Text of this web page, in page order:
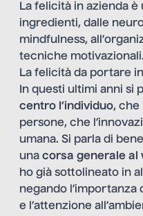
La felicità in azienda
ingredienti, dalle
mindfulness,
tecniche motivazionali.
La felicità da portare
In questi ultimi anni si
centro l’individuo, che
persone, che
umana. Si parla di
una corsa generale al
ho già sottolineato in
negando
e l’attenzione